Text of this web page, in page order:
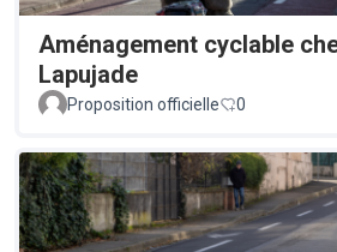
Aménagement cyclable
Lapujade
Proposition officielle 0